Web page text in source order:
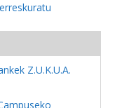
Z.U.K.U.A.